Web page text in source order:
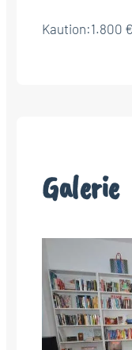
Kaution:1.800 €
Galerie